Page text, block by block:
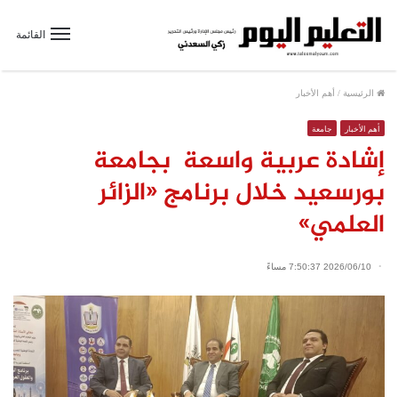
القائمة
الرئيسية / أهم الأخبار
أهم الأخبار جامعة
إشادة عربية واسعة بجامعة
بورسعيد خلال برنامج «الزائر
العلمي»
2026/06/10 7:50:37 مساءً